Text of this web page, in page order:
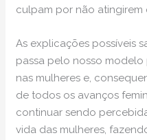
culpam por não atingirem
As explicações possíveis
passa pelo nosso
nas mulheres e,
de todos os avanços
continuar sendo
vida das mulheres,